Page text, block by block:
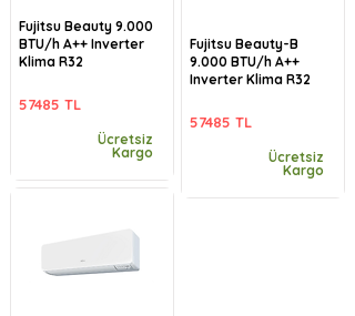
Fujitsu Beauty 9.000
BTU/h A++ Inverter
Klima R32
57485 TL
Ücretsiz
Kargo
Fujitsu Beauty-B
9.000 BTU/h A++
Inverter Klima R32
57485 TL
Ücretsiz
Kargo